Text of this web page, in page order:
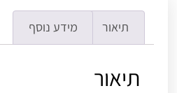
תיאור מידע נוסף
תיאור